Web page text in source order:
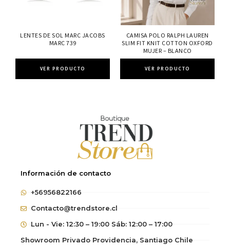
LENTES DE SOL MARC JACOBS
MARC 739
VER PRODUCTO
CAMISA POLO RALPH LAUREN
SLIM FIT KNIT COTTON OXFORD
MUJER – BLANCO
VER PRODUCTO
Información de contacto
+56956822166
Contacto@trendstore.cl
Lun - Vie: 12:30 – 19:00 Sáb: 12:00 – 17:00
Showroom Privado Providencia, Santiago Chile